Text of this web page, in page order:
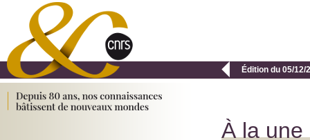
 Édition du 05/12/
À la une